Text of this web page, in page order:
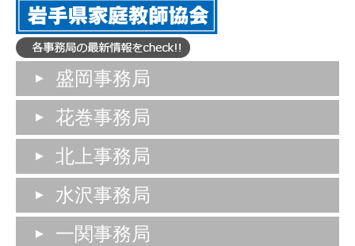
盛岡事務局
花巻事務局
北上事務局
水沢事務局
一関事務局